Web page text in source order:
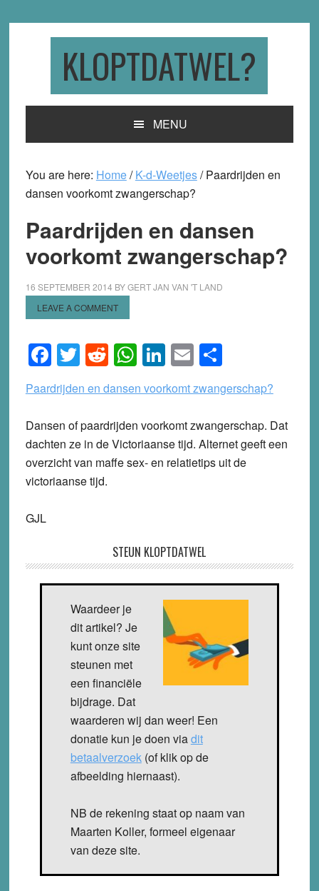
KLOPTDATWEL?
MENU
You are here: Home/ K-d-Weetjes/Paardrijden en
dansen voorkomt zwangerschap?
Paardrijden en dansen
voorkomt zwangerschap?
16 SEPTEMBER 2014 BYGERT JAN VAN 'T LAND
LEAVE A COMMENT
Facebook
Twitter
Reddit
WhatsApp
LinkedIn
EmailShare
Paardrijden en dansen voorkomt zwangerschap?
Dansen of paardrijden voorkomt zwangerschap. Dat
dachten ze in de Victoriaanse tijd. Alternet geeft een
overzicht van maffe sex- en relatietips uit de
victoriaanse tijd.
GJL
STEUN KLOPTDATWEL
Waardeer je
dit artikel? Je
kunt onze site
steunen met
een financiële
bijdrage. Dat
waarderen wij dan weer! Een
donatie kun je doen viadit
betaalverzoek(of klik op de
afbeelding hiernaast).
NB de rekening staat op naam van
Maarten Koller, formeel eigenaar
van deze site.